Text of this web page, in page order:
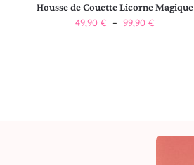
Housse de Couette Licorne Magique
49,90 € – 99,90 €